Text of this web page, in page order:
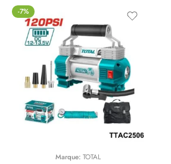
-7%
Marque: TOTAL